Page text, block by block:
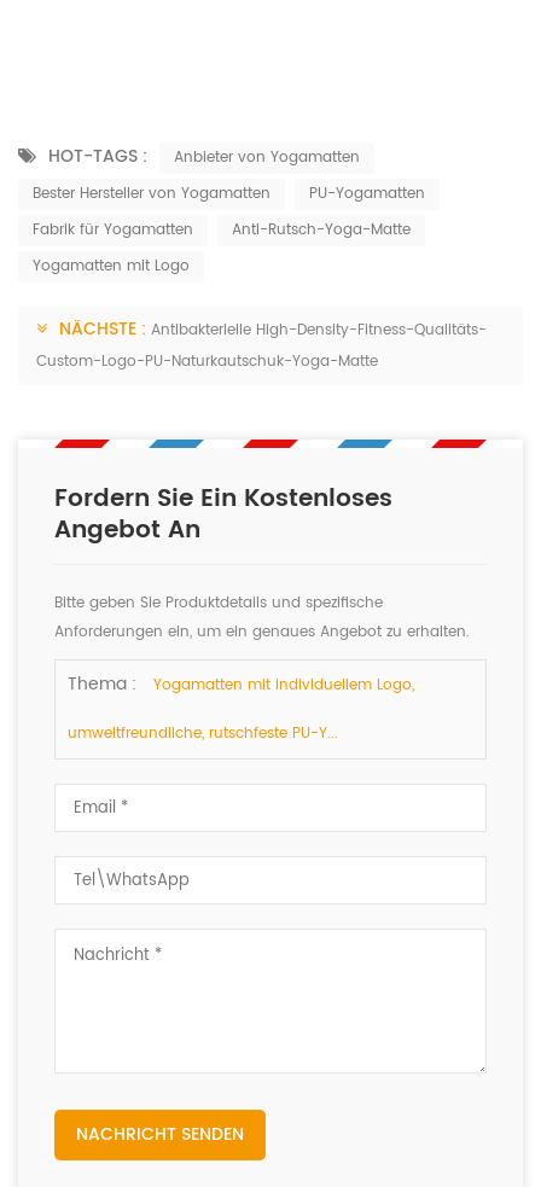
HOT-TAGS :
Anbieter von Yogamatten
Bester Hersteller von Yogamatten
PU-Yogamatten
Fabrik für Yogamatten
Anti-Rutsch-Yoga-Matte
Yogamatten mit Logo
NÄCHSTE : Antibakterielle High-Density-Fitness-Qualitäts-
Custom-Logo-PU-Naturkautschuk-Yoga-Matte
Fordern Sie Ein Kostenloses
Angebot An
Bitte geben Sie Produktdetails und spezifische
Anforderungen ein, um ein genaues Angebot zu erhalten.
Wir werden Ihnen so schnell wie möglich antworten.
Thema : Yogamatten mit individuellem Logo,
umweltfreundliche, rutschfeste PU-Y...
NACHRICHT SENDEN